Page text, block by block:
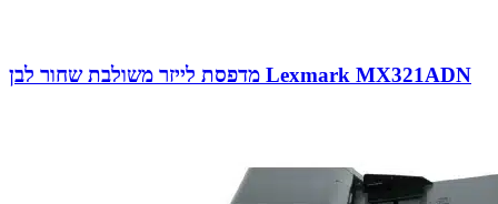
מדפסת לייזר משולבת שחור לבן Lexmark MX321ADN